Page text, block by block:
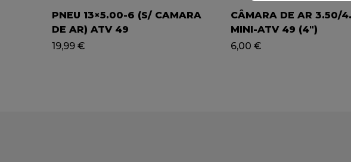
PNEU 13×5.00-6 (S/ CAMARA
DE AR) ATV 49
19,99 €
CÂMARA DE AR 3.50/
MINI-ATV 49 (4″)
6,00 €